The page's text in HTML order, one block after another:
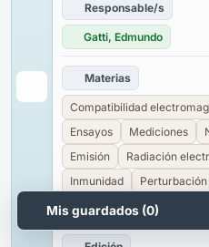
Responsable/s
Gatti, Edmundo
Materias
Compatibilidad
Ensayos
Mediciones
Emisión
Radiación
Inmunidad
Perturbación
Cámaras anecoicas
Mis guardados (0)